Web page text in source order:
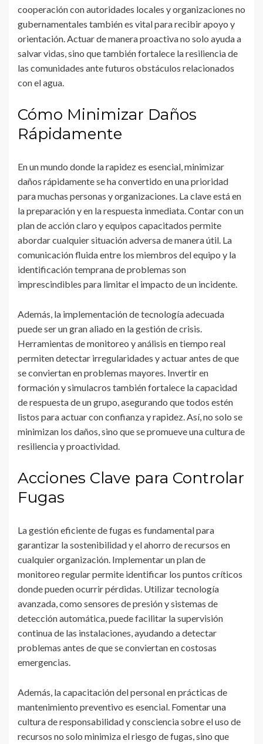
cooperación con autoridades locales y organizaciones no
gubernamentales también es vital para recibir apoyo y
orientación. Actuar de manera proactiva no solo ayuda a
salvar vidas, sino que también fortalece la resiliencia de
las comunidades ante futuros obstáculos relacionados
con el agua.
Cómo Minimizar Daños
Rápidamente
En un mundo donde la rapidez es esencial, minimizar
daños rápidamente se ha convertido en una prioridad
para muchas personas y organizaciones. La clave está en
la preparación y en la respuesta inmediata. Contar con un
plan de acción claro y equipos capacitados permite
abordar cualquier situación adversa de manera útil. La
comunicación fluida entre los miembros del equipo y la
identificación temprana de problemas son
imprescindibles para limitar el impacto de un incidente.
Además, la implementación de tecnología adecuada
puede ser un gran aliado en la gestión de crisis.
Herramientas de monitoreo y análisis en tiempo real
permiten detectar irregularidades y actuar antes de que
se conviertan en problemas mayores. Invertir en
formación y simulacros también fortalece la capacidad
de respuesta de un grupo, asegurando que todos estén
listos para actuar con confianza y rapidez. Así, no solo se
minimizan los daños, sino que se promueve una cultura de
resiliencia y proactividad.
Acciones Clave para Controlar
Fugas
La gestión eficiente de fugas es fundamental para
garantizar la sostenibilidad y el ahorro de recursos en
cualquier organización. Implementar un plan de
monitoreo regular permite identificar los puntos críticos
donde pueden ocurrir pérdidas. Utilizar tecnología
avanzada, como sensores de presión y sistemas de
detección automática, puede facilitar la supervisión
continua de las instalaciones, ayudando a detectar
problemas antes de que se conviertan en costosas
emergencias.
Además, la capacitación del personal en prácticas de
mantenimiento preventivo es esencial. Fomentar una
cultura de responsabilidad y consciencia sobre el uso de
recursos no solo minimiza el riesgo de fugas, sino que